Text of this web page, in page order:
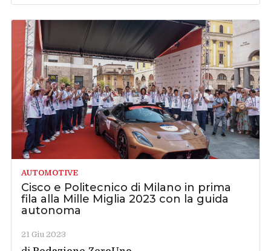
AUTOMOTIVE
Cisco e Politecnico di Milano in prima
fila alla Mille Miglia 2023 con la guida
autonoma
21 Giu 2023